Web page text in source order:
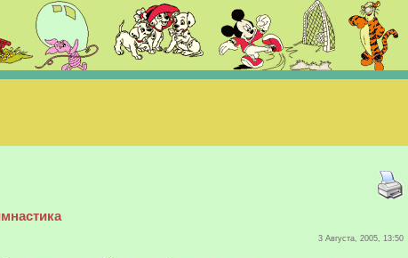
3 Августа, 2005, 13:50